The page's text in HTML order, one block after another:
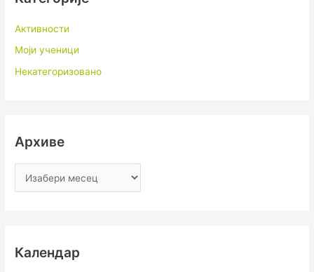
Активности
Моји ученици
Некатегоризовано
Архиве
Календар